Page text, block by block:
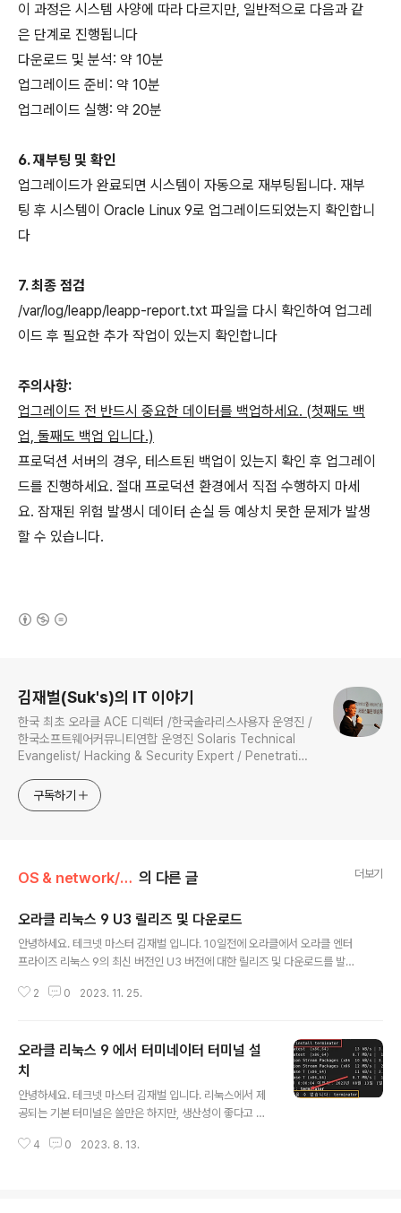
이 과정은 시스템 사양에 따라 다르지만, 일반적으로 다음과 같
은 단계로 진행됩니다
다운로드 및 분석: 약 10분
업그레이드 준비: 약 10분
업그레이드 실행: 약 20분
6. 재부팅 및 확인
업그레이드가 완료되면 시스템이 자동으로 재부팅됩니다. 재부
팅 후 시스템이 Oracle Linux 9로 업그레이드되었는지 확인합니
다
7. 최종 점검
/var/log/leapp/leapp-report.txt 파일을 다시 확인하여 업그레
이드 후 필요한 추가 작업이 있는지 확인합니다
주의사항:
업그레이드 전 반드시 중요한 데이터를 백업하세요. (첫째도 백
업, 둘째도 백업 입니다.)
프로덕션 서버의 경우, 테스트된 백업이 있는지 확인 후 업그레이
드를 진행하세요. 절대 프로덕션 환경에서 직접 수행하지 마세
요. 잠재된 위험 발생시 데이터 손실 등 예상치 못한 문제가 발생
할 수 있습니다.
김재벌(Suk's)의 IT 이야기
한국 최초 오라클 ACE 디렉터 /한국솔라리스사용자 운영진 /
한국소프트웨어커뮤니티연합 운영진 Solaris Technical
Evangelist/ Hacking & Security Expert / Penetration
Instructor / 과학기술정보통신부 멘토
구독하기
OS & network/linux 의 다른 글 더보기
오라클 리눅스 9 U3 릴리즈 및 다운로드
안녕하세요. 테크넷 마스터 김재벌 입니다. 10일전에 오라클에서 오라클 엔터
프라이즈 리눅스 9의 최신 버전인 U3 버전에 대한 릴리즈 및 다운로드를 발표
폼용 Oracle Linux 9 업데이트 3가 공식 제공 됩니다. 이 릴리스는 2006년
리눅스 9 업데이트 3은 최신 Unbreakable Enterprise Kernel Release
7 Update 2(UEK R7U2)) 및 RHCK(Red Hat Compatible Kernel) 패키
지와 함..
2 0 2023. 11. 25.
오라클 리눅스 9 에서 터미네이터 터미널 설
치
안녕하세요. 테크넷 마스터 김재벌 입니다. 리눅스에서 제
공되는 기본 터미널은 쓸만은 하지만, 생산성이 좋다고 볼
or 라고 불리는 추가 터미널을 통해 다중창을 사용하여 생
4 0 2023. 8. 13.